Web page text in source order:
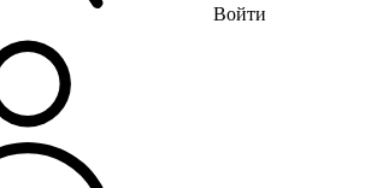
Войти